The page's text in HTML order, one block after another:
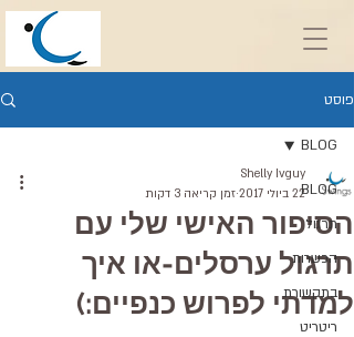
פוסט
BLOG
תרגול
הכשרות
בתקשורת
ריטריט
BLOG
הסיפור האישי שלי עם
תרגול ערסלים-או איך
למדתי לפרוש כנפיים:)
Shelly Ivguy
22 ביולי 2017
זמן קריאה 3 דקות